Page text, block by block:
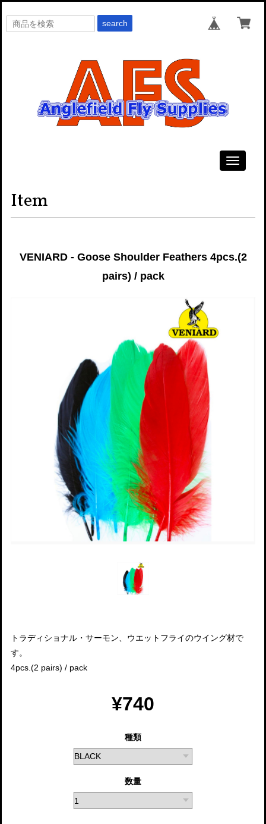
search
Toggle
Item
VENIARD - Goose Shoulder Feathers 4pcs.(2
pairs) / pack
トラディショナル・サーモン、ウエットフライのウイング材で
す。
4pcs.(2 pairs) / pack
¥740
種類
数量